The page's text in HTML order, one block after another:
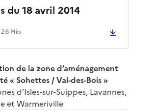
du 18 avril 2014
Mio
de la zone d’aménagement
« Sohettes / Val-des-Bois »
d’Isles-sur-Suippes, Lavannes,
et Warmeriville